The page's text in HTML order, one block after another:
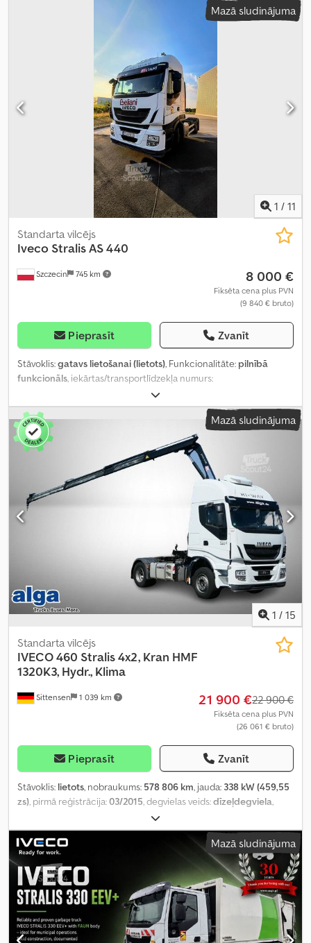
Mazā sludinājuma
1 / 11
Szczecin 745 km
Standarta vilcējs
Iveco Stralis AS 440
8 000 €
Fiksēta cena plus PVN
(9 840 € bruto)
Pieprasīt Zvanīt
Stāvoklis:gatavs lietošanai (lietots), Funkcionalitāte: pilnībā
funkcionāls , iekārtas/transportlīdzekļa numurs:
, nobraukums:
reģistrācija:05/2019, degvielas veids:dīzeļdegviela, tukšais svars:
7 789 kg, asu konfigurācija:
, vadītāja kabīne:
gulēšanas kabīne
gaiss, Ražošanas gads:
Aprīkojums:
ABS, centrālā atslēga, gaisa kondicionēšana, gaisa
spilvens, ledusskapis, nesmēķētāju transportlīdzeklis
Mazā sludinājuma
1 / 15
Sittensen 1 039 km
Standarta vilcējs
IVECO460 Stralis 4x2, Kran HMF
1320K3, Hydr., Klima
21 900 €22 900 €
Fiksēta cena plus PVN
(26 061 € bruto)
Pieprasīt Zvanīt
Stāvoklis: lietots, nobraukums: 578 806 km, jauda: 338 kW (459,55
zs), pirmā reģistrācija:03/2015, degvielas veids:dīzeļdegviela,
, asu konfigurācija:
pārnesuma veids:automātisks, emisijas klase:Euro 6, Aprīkojums:
ABS, elektroniskā stabilitātes programma (ESP), gaisa
kondicionēšana
Mazā sludinājuma